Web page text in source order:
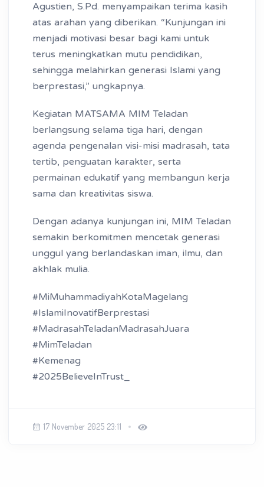
Agustien, S.Pd. menyampaikan terima kasih
atas arahan yang diberikan. “Kunjungan ini
menjadi motivasi besar bagi kami untuk
terus meningkatkan mutu pendidikan,
sehingga melahirkan generasi Islami yang
berprestasi,” ungkapnya.
Kegiatan MATSAMA MIM Teladan
berlangsung selama tiga hari, dengan
agenda pengenalan visi-misi madrasah, tata
tertib, penguatan karakter, serta
permainan edukatif yang membangun kerja
sama dan kreativitas siswa.
Dengan adanya kunjungan ini, MIM Teladan
semakin berkomitmen mencetak generasi
unggul yang berlandaskan iman, ilmu, dan
akhlak mulia.
#MiMuhammadiyahKotaMagelang
#IslamiInovatifBerprestasi
#MadrasahTeladanMadrasahJuara
#MimTeladan
#Kemenag
#2025BelieveInTrust_
17 November 2025 23:11